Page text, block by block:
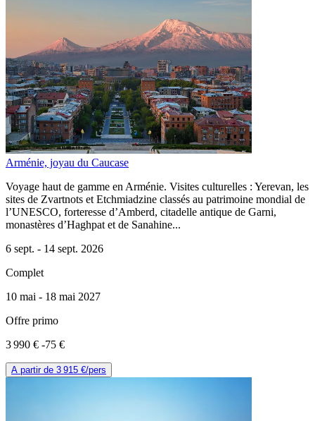
Arménie, joyau du Caucase
Voyage haut de gamme en Arménie. Visites culturelles : Yerevan, les
sites de Zvartnots et Etchmiadzine classés au patrimoine mondial de
l’UNESCO, forteresse d’Amberd, citadelle antique de Garni,
monastères d’Haghpat et de Sanahine...
6 sept. - 14 sept. 2026
Complet
10 mai - 18 mai 2027
Offre primo
3 990 € -75 €
A partir de 3 915 €/pers